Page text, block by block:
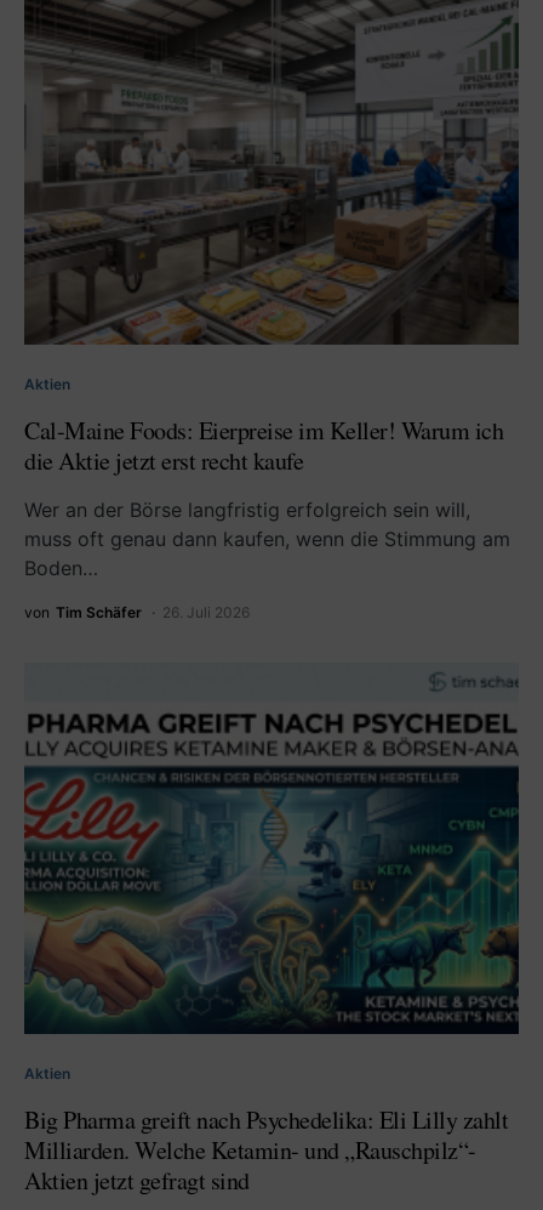
Aktien
Cal-Maine Foods: Eierpreise im Keller! Warum ich
die Aktie jetzt erst recht kaufe
Wer an der Börse langfristig erfolgreich sein will,
muss oft genau dann kaufen, wenn die Stimmung am
Boden…
von Tim Schäfer 26. Juli 2026
Aktien
Big Pharma greift nach Psychedelika: Eli Lilly zahlt
Milliarden. Welche Ketamin- und „Rauschpilz“-
Aktien jetzt gefragt sind